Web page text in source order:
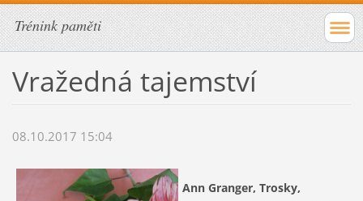
Trénink paměti
Vražedná tajemství
08.10.2017 15:04
Ann Granger, Trosky,